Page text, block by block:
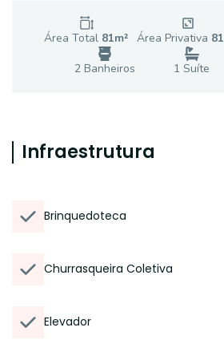
Área Total 81m² Área Privativa 81
2 Banheiros 1 Suíte
Infraestrutura
Brinquedoteca
Churrasqueira Coletiva
Elevador